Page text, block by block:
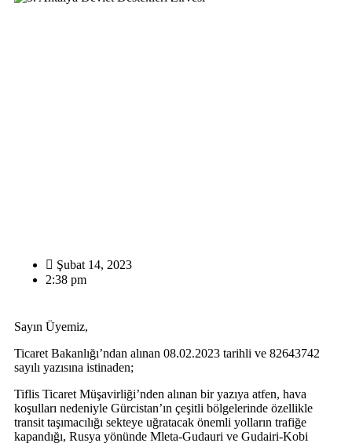
Şubat 14, 2023
2:38 pm
Sayın Üyemiz,
Ticaret Bakanlığı’ndan alınan 08.02.2023 tarihli ve 82643742
sayılı yazısına istinaden;
Tiflis Ticaret Müşavirliği’nden alınan bir yazıya atfen, hava
koşulları nedeniyle Gürcistan’ın çeşitli bölgelerinde özellikle
transit taşımacılığı sekteye uğratacak önemli yolların trafiğe
kapandığı, Rusya yönünde Mleta-Gudauri ve Gudairi-Kobi